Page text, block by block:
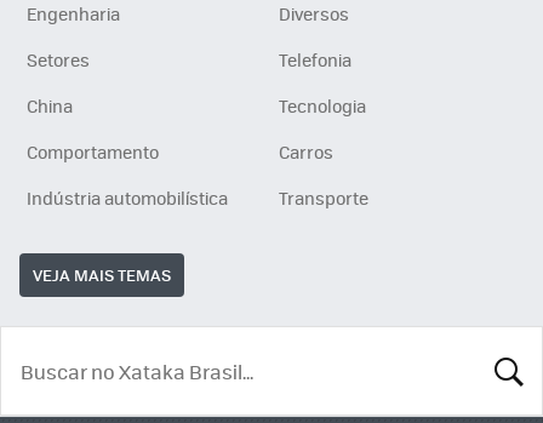
Engenharia
Diversos
Setores
Telefonia
China
Tecnologia
Comportamento
Carros
Indústria automobilística
Transporte
VEJA MAIS TEMAS